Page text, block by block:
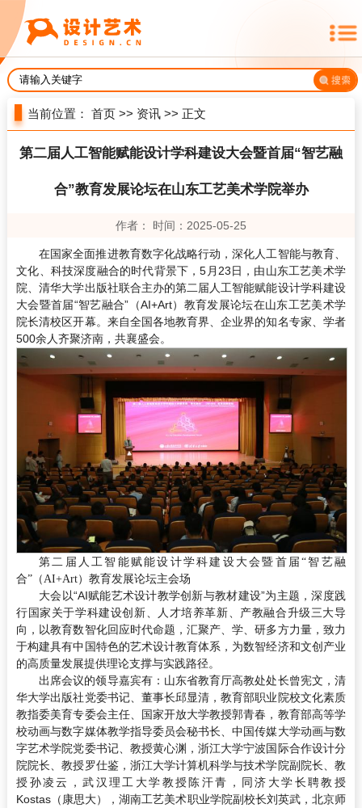
当前位置：首页 >> 资讯 >> 正文
第二届人工智能赋能设计学科建设大会暨首届“智艺融
合”教育发展论坛在山东工艺美术学院举办
作者： 时间：2025-05-25
在国家全面推进教育数字化战略行动，深化人工智能与教育、
文化、科技深度融合的时代背景下，5月23日，由山东工艺美术学
院、清华大学出版社联合主办的第二届人工智能赋能设计学科建设
大会暨首届“智艺融合”（AI+Art）教育发展论坛在山东工艺美术学
院长清校区开幕。来自全国各地教育界、企业界的知名专家、学者
500余人齐聚济南，共襄盛会。
第二届人工智能赋能设计学科建设大会暨首届“智艺融
合”（AI+Art）教育发展论坛主会场
大会以“AI赋能艺术设计教学创新与教材建设”为主题，深度践
行国家关于学科建设创新、人才培养革新、产教融合升级三大导
向，以教育数智化回应时代命题，汇聚产、学、研多方力量，致力
于构建具有中国特色的艺术设计教育体系，为数智经济和文创产业
的高质量发展提供理论支撑与实践路径。
出席会议的领导嘉宾有：山东省教育厅高教处处长曾宪文，清
华大学出版社党委书记、董事长邱显清，教育部职业院校文化素质
教指委美育专委会主任、国家开放大学教授郭青春，教育部高等学
校动画与数字媒体教学指导委员会秘书长、中国传媒大学动画与数
字艺术学院党委书记、教授黄心渊，浙江大学宁波国际合作设计分
院院长、教授罗仕鉴，浙江大学计算机科学与技术学院副院长、教
授孙凌云，武汉理工大学教授陈汗青，同济大学长聘教授
Kostas（康思大），湖南工艺美术职业学院副校长刘英武，北京师